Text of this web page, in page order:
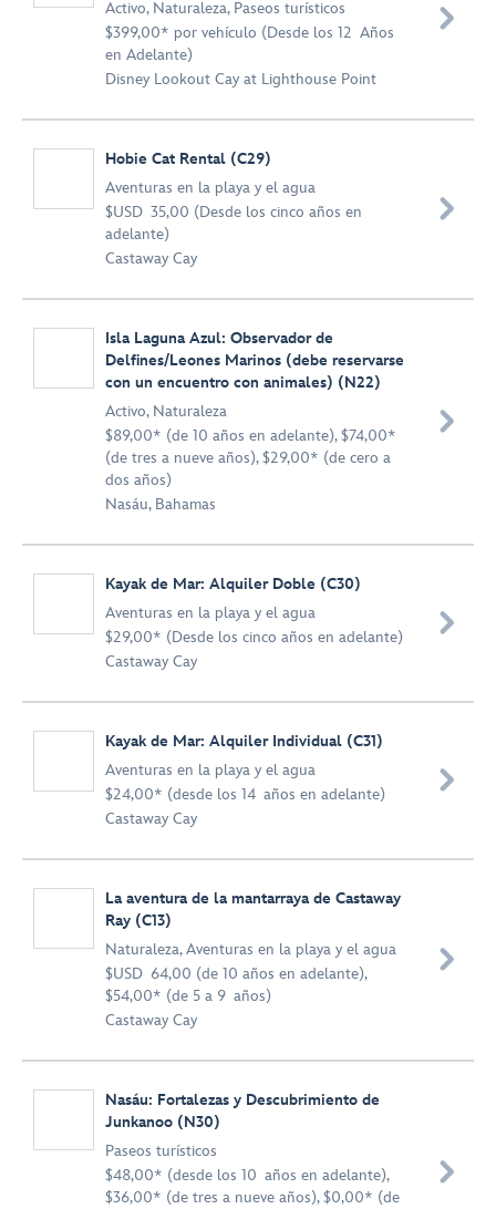
Activo, Naturaleza, Paseos turísticos
$399,00* por vehículo (Desde los 12 Años
en Adelante)
Disney Lookout Cay at Lighthouse Point

Hobie Cat Rental (C29)
Aventuras en la playa y el agua
$USD 35,00 (Desde los cinco años en
adelante)
Castaway Cay

Isla Laguna Azul: Observador de
Delfines/Leones Marinos (debe reservarse
con un encuentro con animales) (N22)
Activo, Naturaleza
$89,00* (de 10 años en adelante), $74,00*
(de tres a nueve años), $29,00* (de cero a
dos años)
Nasáu, Bahamas

Kayak de Mar: Alquiler Doble (C30)
Aventuras en la playa y el agua
$29,00* (Desde los cinco años en adelante)
Castaway Cay

Kayak de Mar: Alquiler Individual (C31)
Aventuras en la playa y el agua
$24,00* (desde los 14 años en adelante)
Castaway Cay

La aventura de la mantarraya de Castaway
Ray (C13)
Naturaleza,Aventuras en la playa y el agua
$USD 64,00 (de 10 años en adelante),
$54,00* (de 5 a 9 años)
Castaway Cay

Nasáu: Fortalezas y Descubrimiento de
Junkanoo (N30)
Paseos turísticos
$48,00* (desde los 10 años en adelante),
$36,00* (de tres a nueve años), $0,00* (de
